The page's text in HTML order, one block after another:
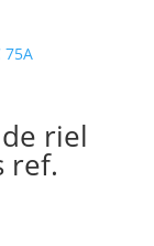
riel
ref.